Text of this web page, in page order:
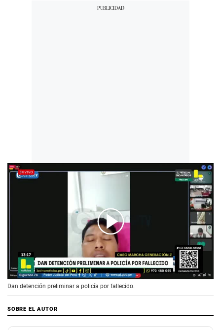
00:00/03:22
Dan detención preliminar a policía por fallecido.
SOBRE EL AUTOR